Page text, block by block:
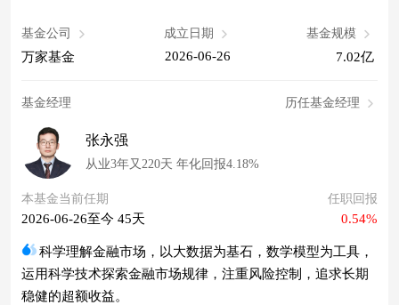
基金公司
万家基金
成立日期
2026-06-26
基金规模
7.02亿
基金经理 历任基金经理
张永强
从业3年又220天 年化回报4.18%
本基金当前任期
2026-06-26至今 45天
任职回报
0.54%
科学理解金融市场，以大数据为基石，数学模型为工具，
运用科学技术探索金融市场规律，注重风险控制，追求长期
稳健的超额收益。